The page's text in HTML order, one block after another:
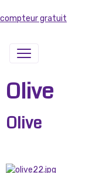
compteur gratuit
Olive
Olive